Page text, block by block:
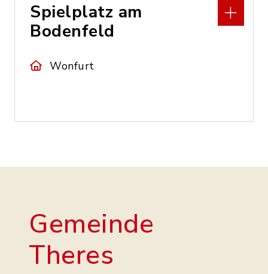
Spielplatz am
Bodenfeld
Wonfurt
Gemeinde
Theres